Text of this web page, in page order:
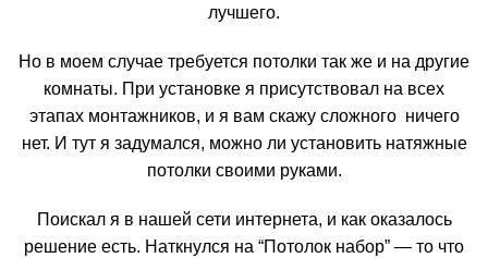
лучшего.
Но в моем случае требуется потолки так же и на другие
комнаты. При установке я присутствовал на всех
этапах монтажников, и я вам скажу сложного ничего
нет. И тут я задумался, можно ли установить натяжные
потолки своими руками.
Поискал я в нашей сети интернета, и как оказалось
решение есть. Наткнулся на “Потолок набор” — то что